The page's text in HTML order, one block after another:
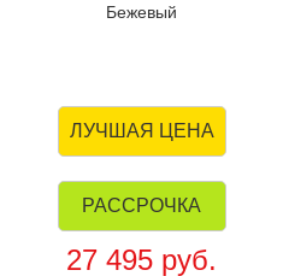
Бежевый
ЛУЧШАЯ ЦЕНА
РАССРОЧКА
27 495 руб.